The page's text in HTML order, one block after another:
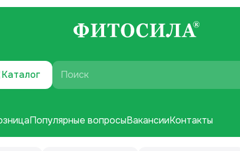
Популярные вопросыВакансииКонтакты
Каталог Поиск